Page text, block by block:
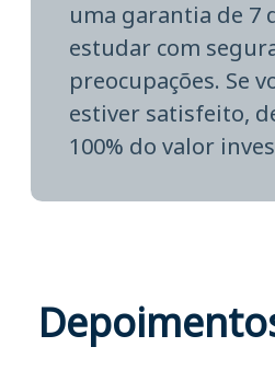
uma garantia de 7
estudar com
preocupações. Se
estiver satisfeito,
100% do valor